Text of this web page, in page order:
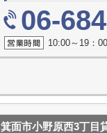
06-
10:00～19：
箕面市小野原西3丁目